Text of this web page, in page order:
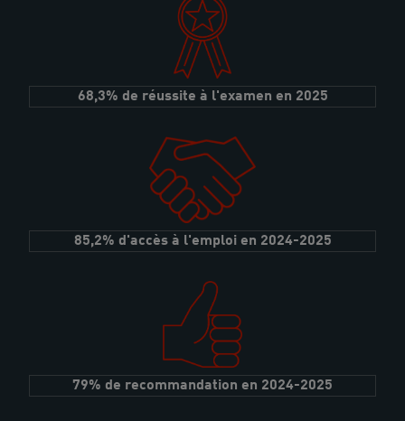
68,3% de réussite à l'examen en 2025
85,2% d'accès à l'emploi en 2024-2025
79% de recommandation en 2024-2025